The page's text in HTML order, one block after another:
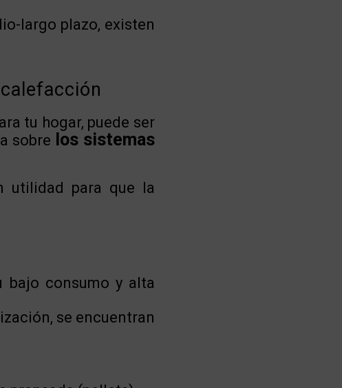
largo plazo, existen
tu hogar, puede ser
sobre los sistemas
utilidad para que la
bajo consumo y alta
se encuentran